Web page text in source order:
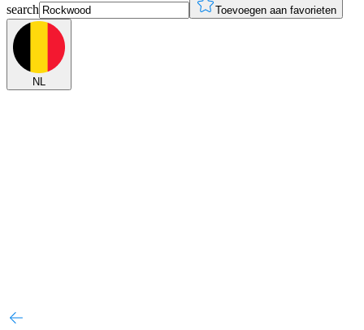
search Toevoegen aan favorieten
NL